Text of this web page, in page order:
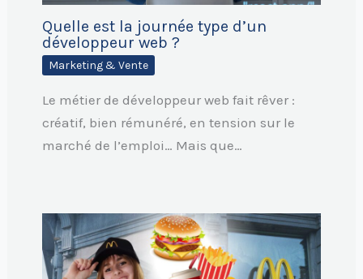
Quelle est la journée type d’un
développeur web ?
Marketing & Vente
Le métier de développeur web fait rêver :
créatif, bien rémunéré, en tension sur le
marché de l’emploi… Mais que…